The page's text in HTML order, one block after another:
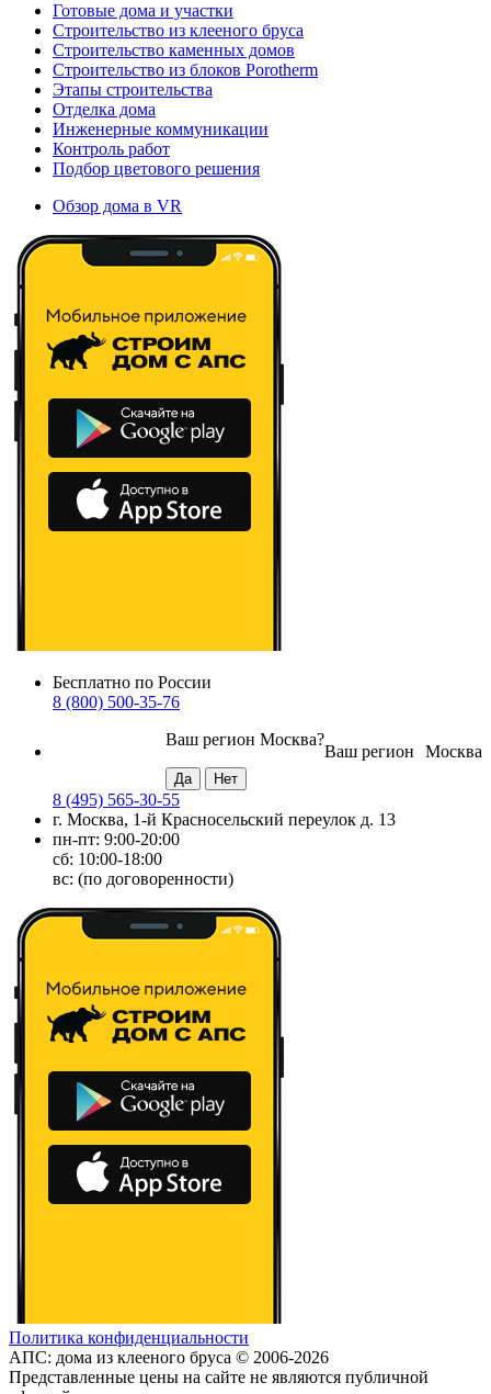
Готовые дома и участки
Строительство из клееного бруса
Строительство каменных домов
Строительство из блоков Porotherm
Этапы строительства
Отделка дома
Инженерные коммуникации
Контроль работ
Подбор цветового решения
Обзор дома в VR
Бесплатно по России
8 (800) 500-35-76
Москва
Ваш регион
Ваш регион Москва?
8 (495) 565-30-55
г. Москва, 1-й Красносельский переулок д. 13
пн-пт: 9:00-20:00
сб: 10:00-18:00
вс: (по договоренности)
Политика конфиденциальности
АПС: дома из клееного бруса © 2006-2026
Представленные цены на сайте не являются публичной